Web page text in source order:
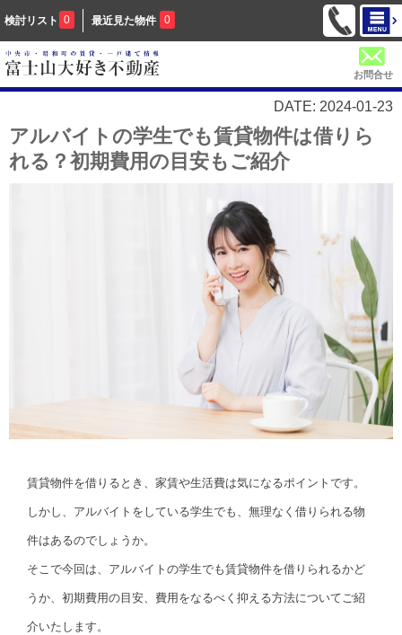
検討リスト 0 最近見た物件 0
お問合せ
DATE: 2024-01-23
アルバイトの学生でも賃貸物件は借りら
れる？初期費用の目安もご紹介
賃貸物件を借りるとき、家賃や生活費は気になるポイントです。
しかし、アルバイトをしている学生でも、無理なく借りられる物
件はあるのでしょうか。
そこで今回は、アルバイトの学生でも賃貸物件を借りられるかど
うか、初期費用の目安、費用をなるべく抑える方法についてご紹
介いたします。